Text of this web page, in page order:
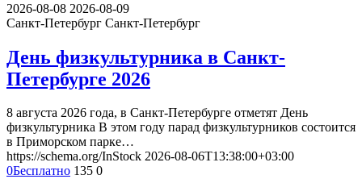
2026-08-08 2026-08-09
Санкт-Петербург Санкт-Петербург
День физкультурника в Санкт-
Петербурге 2026
8 августа 2026 года, в Санкт-Петербурге отметят День
физкультурника В этом году парад физкультурников состоится
в Приморском парке…
https://schema.org/InStock 2026-08-06T13:38:00+03:00
0Бесплатно 135 0